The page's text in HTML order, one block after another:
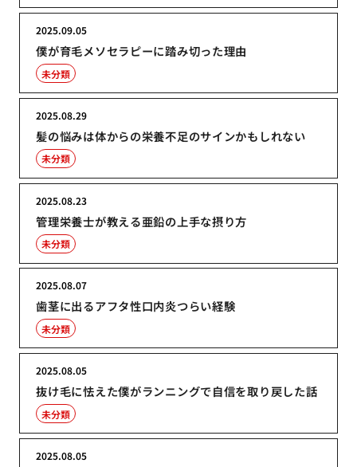
僕が育毛メソセラピーに踏み切った理由
2025.09.05
未分類
髪の悩みは体からの栄養不足のサインかもしれない
2025.08.29
未分類
管理栄養士が教える亜鉛の上手な摂り方
2025.08.23
未分類
歯茎に出るアフタ性口内炎つらい経験
2025.08.07
未分類
抜け毛に怯えた僕がランニングで自信を取り戻した話
2025.08.05
未分類
2025.08.05